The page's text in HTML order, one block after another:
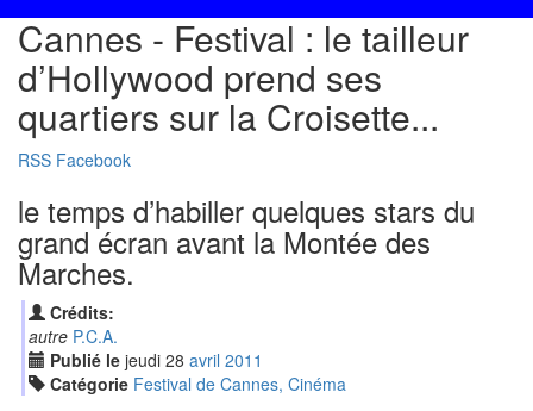
Cannes - Festival : le tailleur
d’Hollywood prend ses
quartiers sur la Croisette...
RSS Facebook
le temps d’habiller quelques stars du
grand écran avant la Montée des
Marches.
Crédits:
autre P.C.A.
Publié le jeudi 28 avril 2011
Catégorie Festival de Cannes, Cinéma